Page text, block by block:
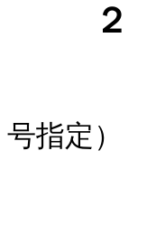
○ 保
号指定）